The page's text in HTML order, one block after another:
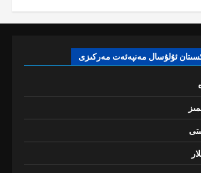
ئۇلۇسال مەنپەئەت مەركىزى